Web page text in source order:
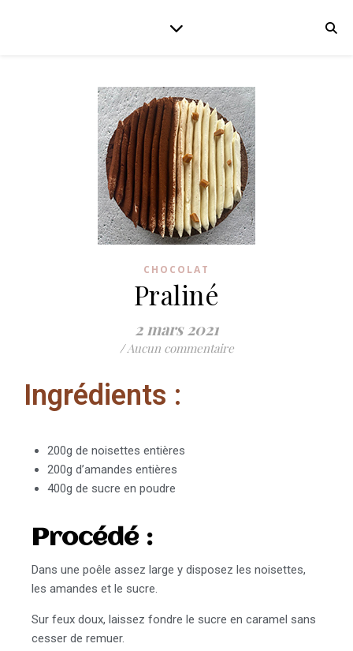
CHOCOLAT
Praliné
2 mars 2021
/Aucun commentaire
Ingrédients :
200g de noisettes entières
200g d’amandes entières
400g de sucre en poudre
Procédé :
Dans une poêle assez large y disposez les noisettes,
les amandes et le sucre.
Sur feux doux, laissez fondre le sucre en caramel sans
cesser de remuer.